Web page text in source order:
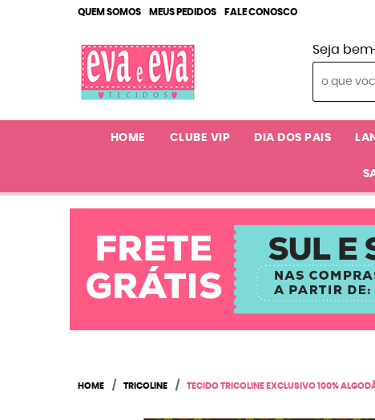
QUEM SOMOS MEUS PEDIDOS FALE CONOSCO
Seja
HOME CLUBE VIP DIA DOS PAIS
HOME TRICOLINE TECIDO TRICOLINE EXCLUSIVO 100%